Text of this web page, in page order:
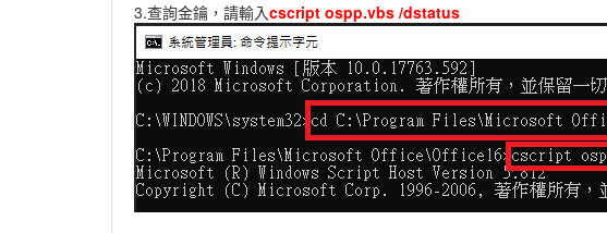
3.查詢金鑰，請輸入cscript ospp.vbs /dstatus